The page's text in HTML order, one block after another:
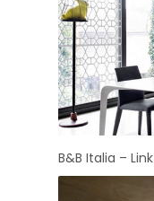
B&B Italia – Link